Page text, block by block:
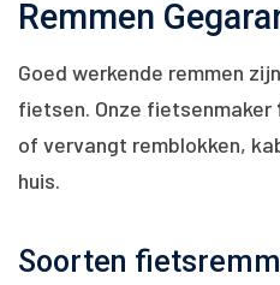
Remmen
Goed werkende remmen
fietsen. Onze fietsenmaker
of vervangt remblokken,
huis.
Soorten